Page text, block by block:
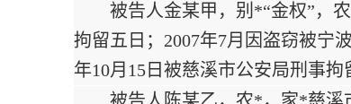
被告人金某甲，别*“金权”，
拘留五日；2007年7月因盗窃被宁
年10月15日被慈溪市公安局刑事